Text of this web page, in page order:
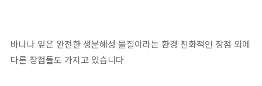
바나나 잎은 완전한 생분해성 물질이라는 환경 친화적인 장점 외에
다른 장점들도 가지고 있습니다.